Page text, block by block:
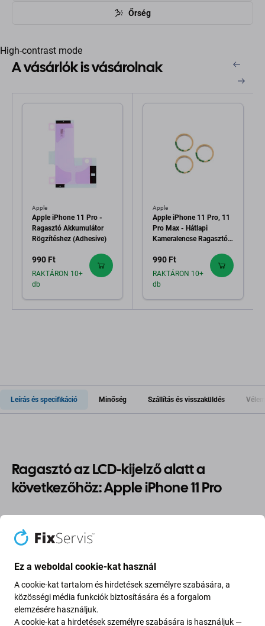
Őrség
High-contrast mode
A vásárlók is vásárolnak
Apple
Apple iPhone 11 Pro -
Ragasztó Akkumulátor
Rögzítéshez (Adhesive)
990 Ft
RAKTÁRON 10+
db
Apple
Apple iPhone 11 Pro, 11
Pro Max - Hátlapi
Kameralencse Ragasztó
990 Ft
RAKTÁRON 10+
db
Leírás és specifikáció Minőség Szállítás és visszaküldés
Ragasztó az LCD-kijelző alatt a
következőhöz: Apple iPhone 11 Pro
ragasztóravan szüksége, akkor erre az alkatrészre van
szüksége ahhoz, hogy eszköze ismét működőképes
legyen.
Alkatrészek minősége
Minőség: Utángyártott- Az Aftermarket néven értékesített
Ez a weboldal cookie-kat használ
A cookie-kat tartalom és hirdetések személyre szabására, a
közösségi média funkciók biztosítására és a forgalom
elemzésére használjuk.
A cookie-kat a hirdetések személyre szabására is használjuk —